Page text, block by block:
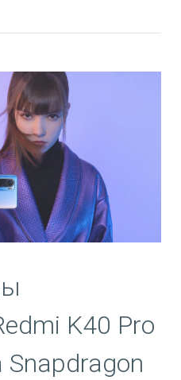
K40 Pro
Snapdragon